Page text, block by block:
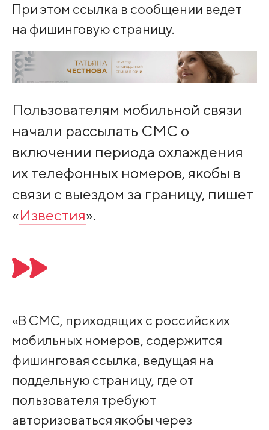
При этом ссылка в сообщении ведет
на фишинговую страницу.
Пользователям мобильной связи
начали рассылать СМС о
включении периода охлаждения
их телефонных номеров, якобы в
связи с выездом за границу, пишет
«Известия».
«В СМС, приходящих с российских
мобильных номеров, содержится
фишинговая ссылка, ведущая на
поддельную страницу, где от
пользователя требуют
авторизоваться якобы через